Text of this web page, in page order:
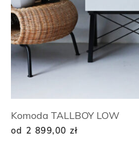
Komoda TALLBOY LOW
od 2 899,00 zł